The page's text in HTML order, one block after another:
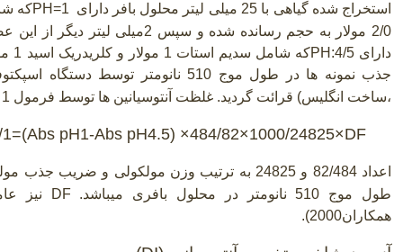
استخراج شده گیاهی با 25 میلی لیتر محلول بافر دارای
PH=1
2/0 مولار به حجم رسانده شده و سپس
دارایPH:4/5
جذب نمونه ها در طول موج 510 نانومتر توسط دستگاه اسپکتوفوتومتر
،ساخت انگلیس) قرائت گردید. غلظت آنتوسیانین ها توسط فرمول 1 محاسبه گردید
pH1-Abs pH4.5) ×484/82×1000/24825×DF
اعداد 82/484 و 24825 به ترتیب وزن مولکولی و ضریب جذب مولی
طول موج 510 نانومتر در محلول بافری میباشد.
DF
نیز
همکاران2000).